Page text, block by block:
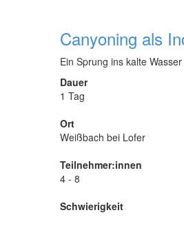
Canyoning als
Ein Sprung ins kalte
Dauer
1 Tag
Ort
Weißbach bei Lofer
Teilnehmer:innen
4 - 8
Schwierigkeit